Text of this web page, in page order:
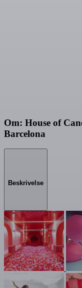
Om: House of
Barcelona
Beskrivelse